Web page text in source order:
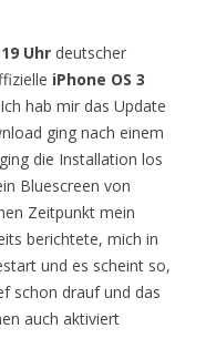
19 Uhr deutscher
iPhone OS 3
hab mir das Update
ging nach einem
die Installation los
Bluescreen von
Zeitpunkt mein
berichtete, mich in
und es scheint so,
schon drauf und das
auch aktiviert